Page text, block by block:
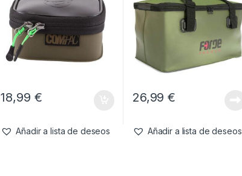
18,99 €
Añadir a lista de deseos
26,99€
Añadir a lista de deseos